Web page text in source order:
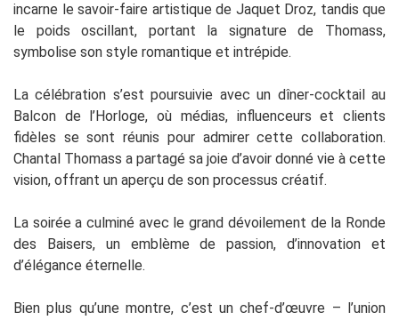
incarne le savoir-faire artistique de Jaquet Droz, tandis que
le poids oscillant, portant la signature de Thomass,
symbolise son style romantique et intrépide.
La célébration s’est poursuivie avec un dîner-cocktail au
Balcon de l’Horloge, où médias, influenceurs et clients
fidèles se sont réunis pour admirer cette collaboration.
Chantal Thomass a partagé sa joie d’avoir donné vie à cette
vision, offrant un aperçu de son processus créatif.
La soirée a culminé avec le grand dévoilement de la Ronde
des Baisers, un emblème de passion, d’innovation et
d’élégance éternelle.
Bien plus qu’une montre, c’est un chef-d’œuvre – l’union